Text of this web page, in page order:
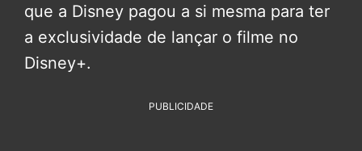
que a Disney pagou a si mesma para ter
a exclusividade de lançar o filme no
Disney+.
PUBLICIDADE